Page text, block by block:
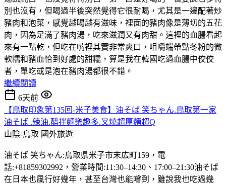
別也沒有，但喝過半後突然覺得它很耐喝，尤其是一邊配著炒
豬肉和泡菜，感覺越喝越有滋味，裡面的豬肉像是薄切的五花
肉，因為足滿了豬肉湯，吃來滋潤又有肉甜。這裡的血腸看起
來有一點乾，但吃在嘴裡其實非常爽口，咀嚼端帶點冬粉的微
軟糯和豬血恰到好處的甜糯，算是我在韓國吃過血腸中佼佼
者，單吃或是泡在豬肉湯都很不錯。
繼續閱讀
6天前
【鳥取印象第135回-米子美食】油そば 笑ちゃん.鳥取第一家
油そば .辣油.醋拌麵樂趣多.叉燒超厚麵超Q
山陰-鳥取 國外旅遊
油そば 笑ちゃん:鳥取県米子市末広町159，電
話:+81859302992，營業時間:11:30–14:30、17:00–21:30油そば
在日本也風行好幾年，甚至台灣也能嚐到，雖說我也吃過幾